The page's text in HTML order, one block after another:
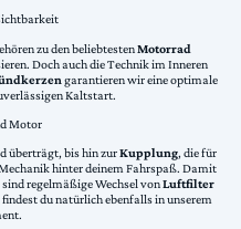
zu den beliebtestenMotorrad
Doch auch die Technik im Inneren
garantieren wir eine optimale
Kaltstart.
Motor
überträgt, bis hin zurKupplung, die für
hinter deinem Fahrspaß. Damit
regelmäßige Wechsel vonLuftfilter
findest du natürlich ebenfalls in unserem